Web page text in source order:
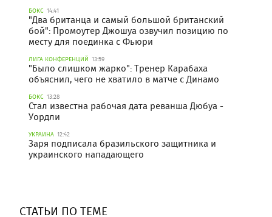
БОКС 14:41
"Два британца и самый большой британский
бой": Промоутер Джошуа озвучил позицию по
месту для поединка с Фьюри
ЛИГА КОНФЕРЕНЦИЙ 13:59
"Было слишком жарко": Тренер Карабаха
объяснил, чего не хватило в матче с Динамо
БОКС 13:28
Стал известна рабочая дата реванша Дюбуа -
Уордли
УКРАИНА 12:42
Заря подписала бразильского защитника и
украинского нападающего
СТАТЬИ ПО ТЕМЕ